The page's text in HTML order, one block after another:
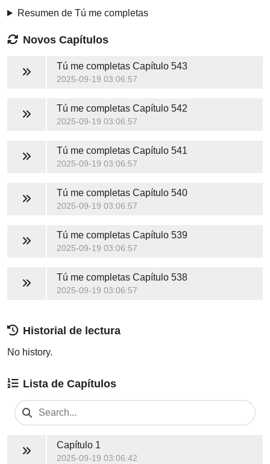
Resumen de Tú me completas
Novos Capítulos
Tú me completasCapítulo 543
2025-09-19 03:06:57
Tú me completasCapítulo 542
2025-09-19 03:06:57
Tú me completasCapítulo 541
2025-09-19 03:06:57
Tú me completasCapítulo 540
2025-09-19 03:06:57
Tú me completasCapítulo 539
2025-09-19 03:06:57
Tú me completasCapítulo 538
2025-09-19 03:06:57
Historial de lectura
No history.
Lista de Capítulos
Capítulo 1
2025-09-19 03:06:42